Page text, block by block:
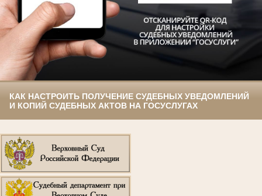
КАК НАСТРОИТЬ ПОЛУЧЕНИЕ СУДЕБНЫХ УВЕДОМЛЕНИЙ
И КОПИЙ СУДЕБНЫХ АКТОВ НА ГОСУСЛУГАХ